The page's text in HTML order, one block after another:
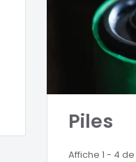
Piles
Affiche 1 - 4